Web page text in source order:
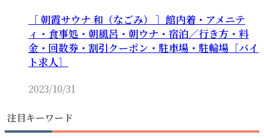
［ 朝霞サウナ 和（なごみ） ］館内着・アメニテ
ィ・食事処・朝風呂・朝ウナ・宿泊／行き方・料
金・回数券・割引クーポン・駐車場・駐輪場［バイ
ト求人］
2023/10/31
注目キーワード